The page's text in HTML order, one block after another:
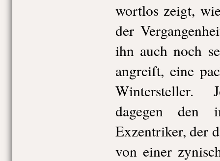
wortlos zeigt,
der
ihn auch noch
angreift, eine
Wintersteller.
dagegen den
Exzentriker, der
von einer